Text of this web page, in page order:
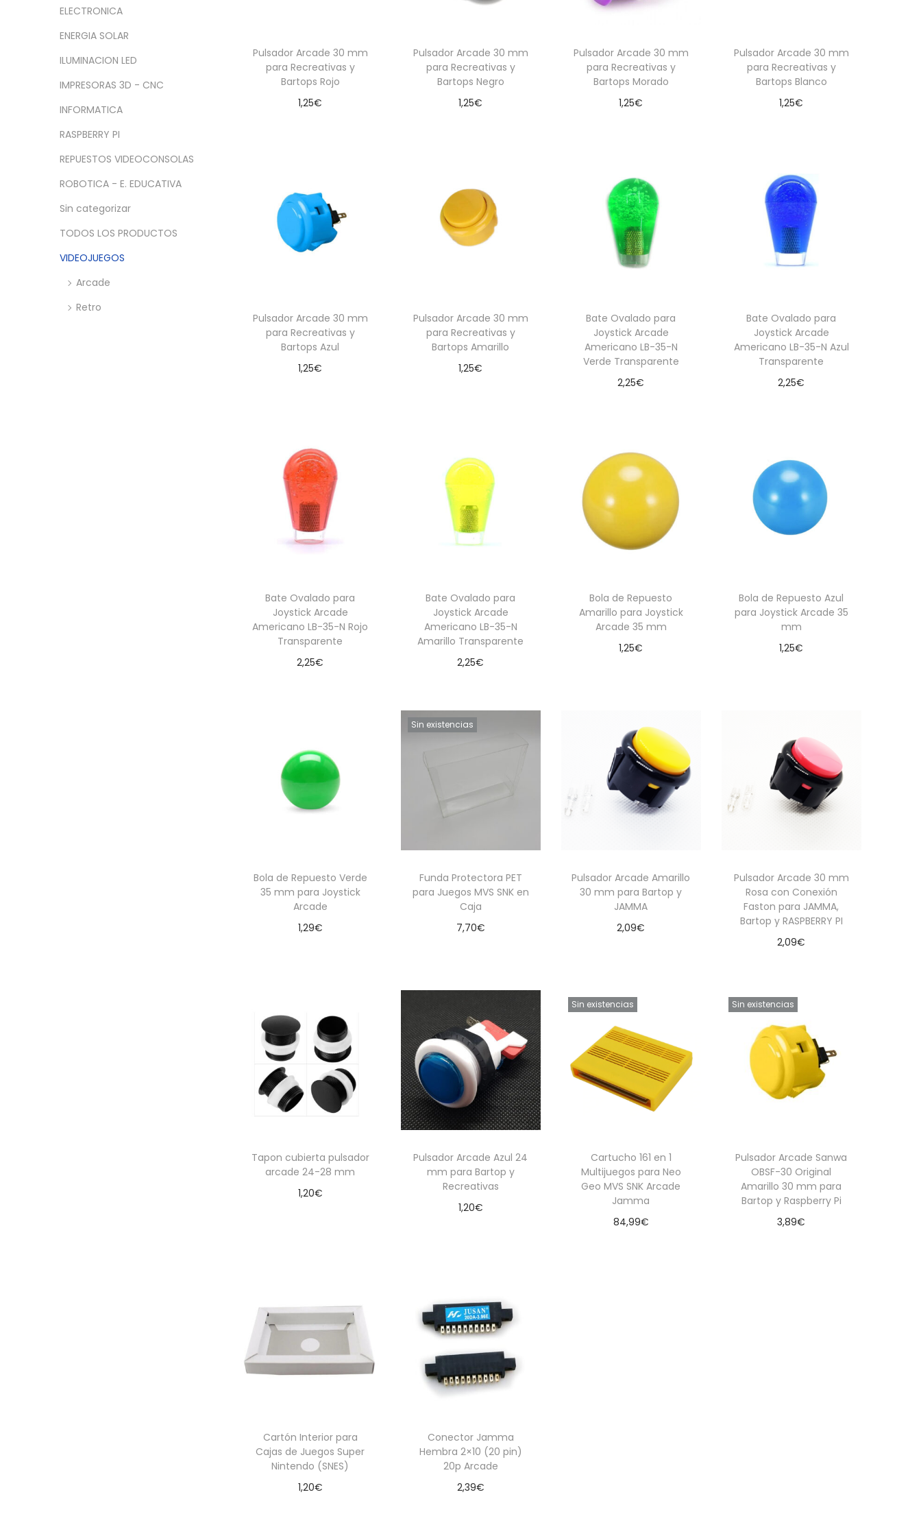
i
ó
o
Pulsador Arcade 30 mm
para Recreativas y
Bartops Rojo
1,25€
Pulsador Arcade 30 mm
para Recreativas y
Bartops Negro
1,25€
Pulsador Arcade 30 mm
para Recreativas y
Bartops Morado
1,25€
Pulsador Arcade 30 mm
para Recreativas y
Bartops Blanco
1,25€
Pulsador Arcade 30 mm
para Recreativas y
Bartops Azul
1,25€
Pulsador Arcade 30 mm
para Recreativas y
Bartops Amarillo
1,25€
Bate Ovalado para
Joystick Arcade
Americano LB-35-N
Verde Transparente
2,25€
Bate Ovalado para
Joystick Arcade
Americano LB-35-N Azul
Transparente
2,25€
Bate Ovalado para
Joystick Arcade
Americano LB-35-N Rojo
Transparente
2,25€
Bate Ovalado para
Joystick Arcade
Americano LB-35-N
Amarillo Transparente
2,25€
Bola de Repuesto
Amarillo para Joystick
Arcade 35 mm
1,25€
Bola de Repuesto Azul
para Joystick Arcade 35
mm
1,25€
Bola de Repuesto Verde
35 mm para Joystick
Arcade
1,29€
Sin existencias
Funda Protectora PET
para Juegos MVS SNK en
Caja
7,70€
Pulsador Arcade Amarillo
30 mm para Bartop y
JAMMA
2,09€
Pulsador Arcade 30 mm
Rosa con Conexión
Faston para JAMMA,
Bartop y RASPBERRY PI
2,09€
Tapon cubierta pulsador
arcade 24-28 mm
1,20€
Pulsador Arcade Azul 24
mm para Bartop y
Recreativas
1,20€
Sin existencias
Cartucho 161 en 1
Multijuegos para Neo
Geo MVS SNK Arcade
Jamma
84,99€
Sin existencias
Pulsador Arcade Sanwa
OBSF-30 Original
Amarillo 30 mm para
Bartop y Raspberry Pi
3,89€
Cartón Interior para
Cajas de Juegos Super
Nintendo (SNES)
1,20€
Conector Jamma
Hembra 2×10 (20 pin)
20p Arcade
2,39€
m
o
m
o
ELECTRONICA
ENERGIA SOLAR
ILUMINACION LED
IMPRESORAS 3D - CNC
INFORMATICA
RASPBERRY PI
REPUESTOS VIDEOCONSOLAS
ROBOTICA - E. EDUCATIVA
Sin categorizar
TODOS LOS PRODUCTOS
VIDEOJUEGOS
Arcade
Retro